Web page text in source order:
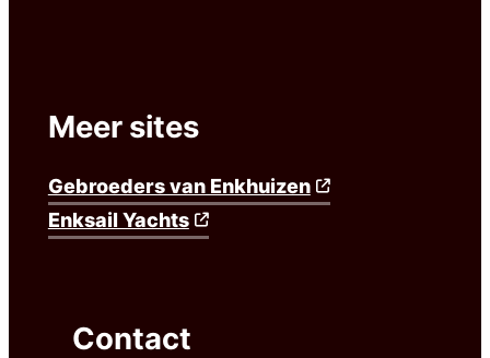
Meer sites
Gebroeders van Enkhuizen
Enksail Yachts
Contact